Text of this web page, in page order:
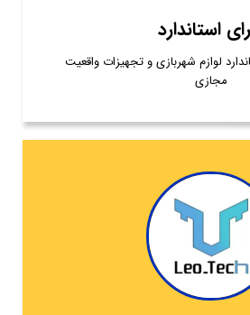
استاندارد
لوازم شهربازی و تجهیزات واقعیت
مجازی